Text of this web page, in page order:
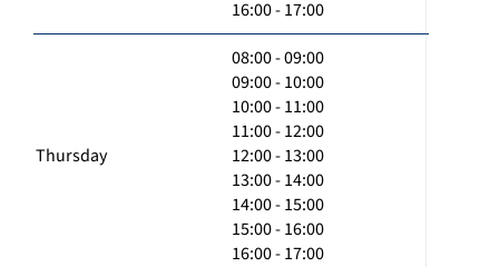
16:00 - 17:00
Thursday
08:00 - 09:00
09:00 - 10:00
10:00 - 11:00
11:00 - 12:00
12:00 - 13:00
13:00 - 14:00
14:00 - 15:00
15:00 - 16:00
16:00 - 17:00